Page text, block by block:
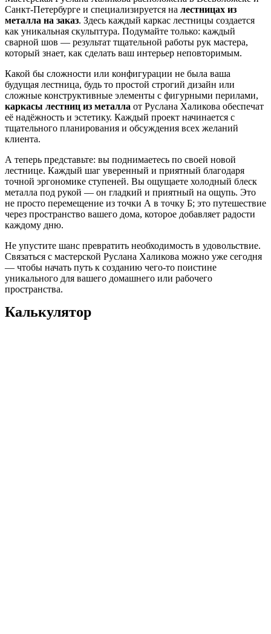
Санкт-Петербурге и специализируется на лестницах из
металла на заказ. Здесь каждый каркас лестницы создается
как уникальная скульптура. Подумайте только: каждый
сварной шов — результат тщательной работы рук мастера,
который знает, как сделать ваш интерьер неповторимым.
Какой бы сложности или конфигурации не была ваша
будущая лестница, будь то простой строгий дизайн или
сложные конструктивные элементы с фигурными перилами,
каркасы лестниц из металла от Руслана Халикова обеспечат
её надёжность и эстетику. Каждый проект начинается с
тщательного планирования и обсуждения всех желаний
клиента.
А теперь представьте: вы поднимаетесь по своей новой
лестнице. Каждый шаг уверенный и приятный благодаря
точной эргономике ступеней. Вы ощущаете холодный блеск
металла под рукой — он гладкий и приятный на ощупь. Это
не просто перемещение из точки А в точку Б; это путешествие
через пространство вашего дома, которое добавляет радости
каждому дню.
Не упустите шанс превратить необходимость в удовольствие.
Связаться с мастерской Руслана Халикова можно уже сегодня
— чтобы начать путь к созданию чего-то поистине
уникального для вашего домашнего или рабочего
пространства.
Калькулятор